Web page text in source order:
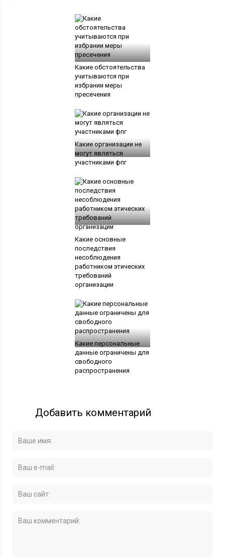
Какие обстоятельства
учитываются при
избрании меры
пресечения
Какие организации не
могут являться
участниками фпг
Какие основные
последствия
несоблюдения
работником этических
требований
организации
Какие персональные
данные ограничены для
свободного
распространения
Добавить комментарий